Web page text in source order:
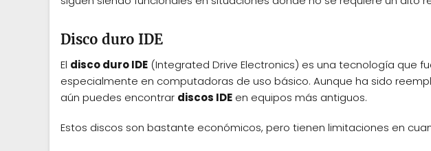
Disco duro IDE
El disco duro IDE (Integrated Drive Electronics) es una tecnología que
especialmente en computadoras de uso básico. Aunque ha sido
aún puedes encontrar discos IDE en equipos más antiguos.
Estos discos son bastante económicos, pero tienen limitaciones en